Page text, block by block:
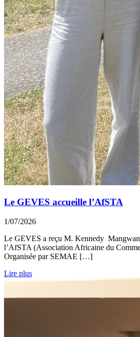
Le GEVES accueille l’AfSTA
1/07/2026
Le GEVES a reçu M. Kennedy
l’AfSTA (Association Africaine du
Organisée par SEMAE […]
Lire plus